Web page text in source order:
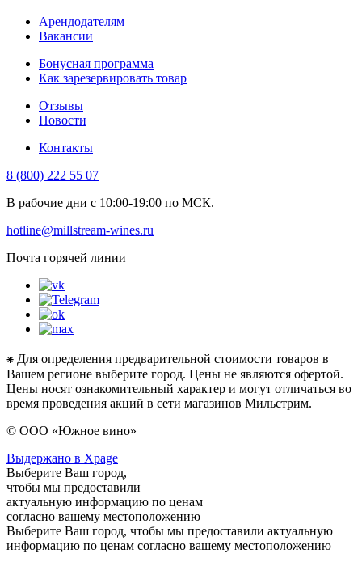
Арендодателям
Вакансии
Бонусная программа
Как зарезервировать товар
Отзывы
Новости
Контакты
8 (800) 222 55 07
В рабочие дни с 10:00-19:00 по МСК.
hotline@millstream-wines.ru
Почта горячей линии
⁕ Для определения предварительной стоимости товаров в
Вашем регионе выберите город. Цены не являются офертой.
Цены носят ознакомительный характер и могут отличаться во
время проведения акций в сети магазинов Мильстрим.
© ООО «Южное вино»
Выдержано в Xpage
Выберите Ваш город,
чтобы мы предоставили
актуальную информацию по ценам
согласно вашему местоположению
Выберите Ваш город, чтобы мы предоставили актуальную
информацию по ценам согласно вашему местоположению